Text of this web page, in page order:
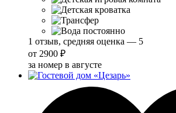
1 отзыв, средняя оценка — 5
от 2900 ₽
за номер в августе